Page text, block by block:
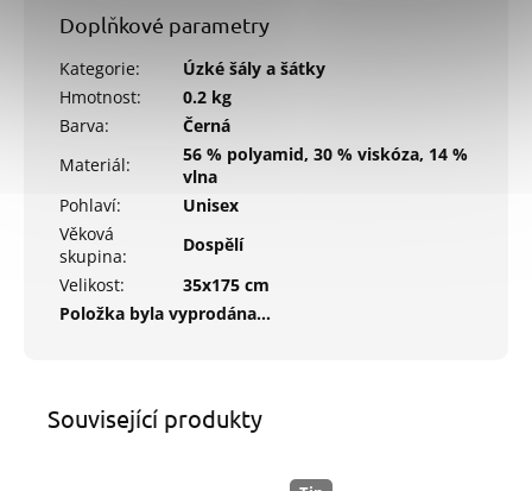
Doplňkové parametry
Kategorie:
Úzké šály a šátky
Hmotnost:
0.2 kg
Barva:
Černá
Materiál:
56 % polyamid, 30 % viskóza, 14 %
vlna
Pohlaví:
Unisex
Věková
skupina:
Dospělí
Velikost:
35x175 cm
Položka byla vyprodána…
Související produkty